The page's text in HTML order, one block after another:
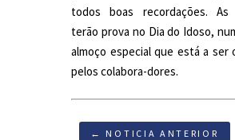
todos boas recordações. As
terão prova no Dia do Idoso,
almoço especial que está a ser
pelos colabora-dores.
← NOTICIA ANTERIOR